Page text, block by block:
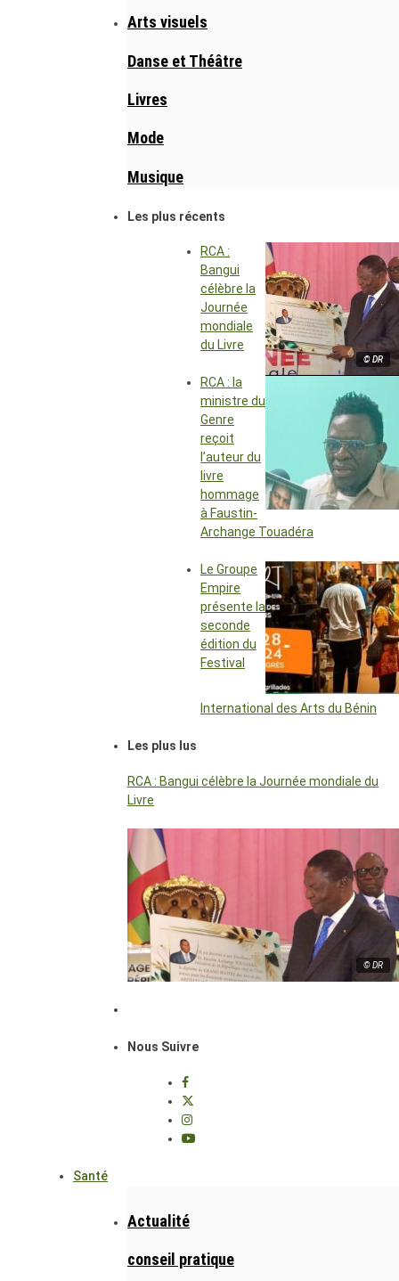
Arts visuels
Danse et Théâtre
Livres
Mode
Musique
Les plus récents
© DR
RCA :
Bangui
célèbre la
Journée
mondiale
du Livre
RCA : la
ministre du
Genre
reçoit
l’auteur du
livre
hommage
à Faustin-
Archange Touadéra
Le Groupe
Empire
présente la
seconde
édition du
Festival
International des Arts du Bénin
Les plus lus
RCA : Bangui célèbre la Journée mondiale du
Livre
© DR
Nous Suivre
Santé
Actualité
conseil pratique